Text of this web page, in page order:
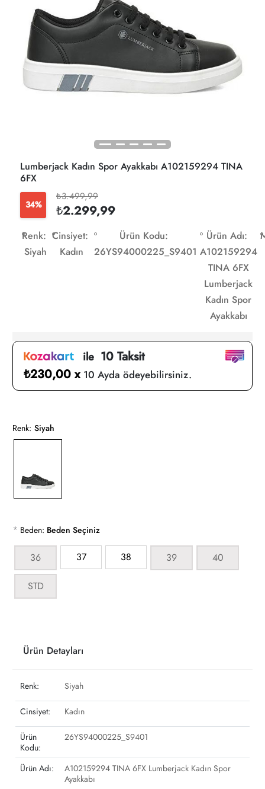
Lumberjack Kadın Spor Ayakkabı A102159294 TINA
6FX
34%
₺3.499,99
₺2.299,99
Renk:
Siyah
Cinsiyet:
Kadın
Ürün Kodu:
26YS94000225_S9401
Ürün Adı:
A102159294
TINA 6FX
Lumberjack
Kadın Spor
Ayakkabı
ile10 Taksit
₺230,00 x 10 Ayda ödeyebilirsiniz.
Renk: Siyah
* Beden: Beden Seçiniz
36 37 38 39 40
STD
Ürün Detayları
Renk: Siyah
Cinsiyet: Kadın
Ürün
Kodu:
26YS94000225_S9401
Ürün Adı:
A102159294 TINA 6FX Lumberjack Kadın Spor
Ayakkabı